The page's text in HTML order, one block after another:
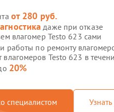
от 280 руб.
даже при отказе
влагомер Testo 623 сами
работы по ремонту
Testo 623 в
20%
специалистом